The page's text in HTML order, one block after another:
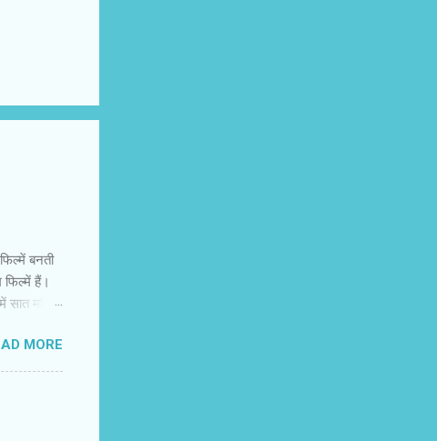
बनती
फिल्‍में हैं।
महिला
कुछ अभी
के
सामंजस्‍य
MORE